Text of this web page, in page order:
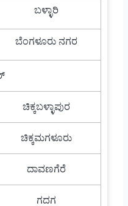
ಬಳ್ಳಾರಿ
ಬೆಂಗಳೂರು ನಗರ
ಚಿಕ್ಕಬಳ್ಳಾಪುರ
ಚಿಕ್ಕಮಗಳೂರು
ದಾವಣಗೆರೆ
ಗದಗ